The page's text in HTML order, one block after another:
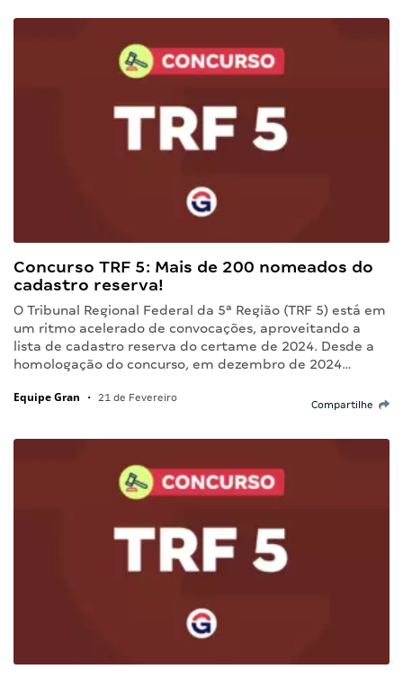
Concurso TRF 5: Mais de 200 nomeados do
cadastro reserva!
O Tribunal Regional Federal da 5ª Região (TRF 5) está em
um ritmo acelerado de convocações, aproveitando a
lista de cadastro reserva do certame de 2024. Desde a
homologação do concurso, em dezembro de 2024…
Equipe Gran • 21 de Fevereiro
Compartilhe